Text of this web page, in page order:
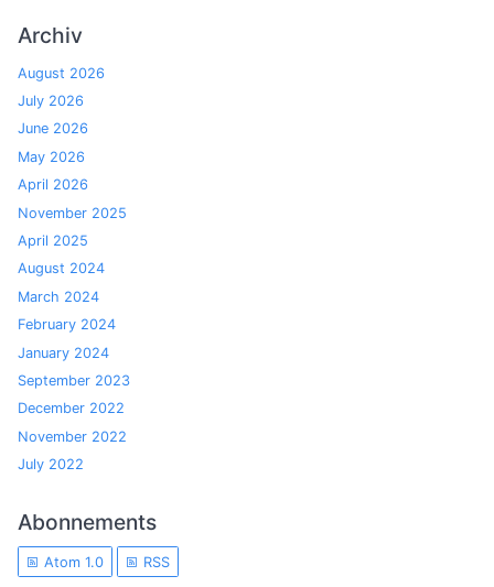
Archiv
August 2026
July 2026
June 2026
May 2026
April 2026
November 2025
April 2025
August 2024
March 2024
February 2024
January 2024
September 2023
December 2022
November 2022
July 2022
Abonnements
Atom 1.0 RSS